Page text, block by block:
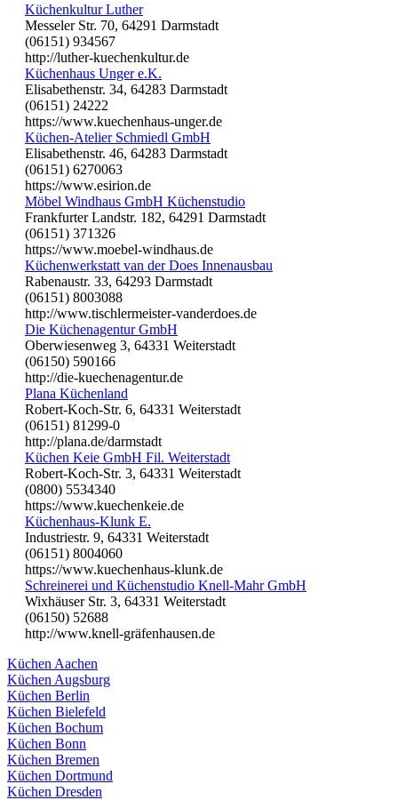
Küchenkultur Luther
Messeler Str. 70, 64291 Darmstadt
(06151) 934567
http://luther-kuechenkultur.de
Küchenhaus Unger e.K.
Elisabethenstr. 34, 64283 Darmstadt
(06151) 24222
https://www.kuechenhaus-unger.de
Küchen-Atelier Schmiedl GmbH
Elisabethenstr. 46, 64283 Darmstadt
(06151) 6270063
https://www.esirion.de
Möbel Windhaus GmbH Küchenstudio
Frankfurter Landstr. 182, 64291 Darmstadt
(06151) 371326
https://www.moebel-windhaus.de
Küchenwerkstatt van der Does Innenausbau
Rabenaustr. 33, 64293 Darmstadt
(06151) 8003088
http://www.tischlermeister-vanderdoes.de
Die Küchenagentur GmbH
Oberwiesenweg 3, 64331 Weiterstadt
(06150) 590166
http://die-kuechenagentur.de
Plana Küchenland
Robert-Koch-Str. 6, 64331 Weiterstadt
(06151) 81299-0
http://plana.de/darmstadt
Küchen Keie GmbH Fil. Weiterstadt
Robert-Koch-Str. 3, 64331 Weiterstadt
(0800) 5534340
https://www.kuechenkeie.de
Küchenhaus-Klunk E.
Industriestr. 9, 64331 Weiterstadt
(06151) 8004060
https://www.kuechenhaus-klunk.de
Schreinerei und Küchenstudio Knell-Mahr GmbH
Wixhäuser Str. 3, 64331 Weiterstadt
(06150) 52688
http://www.knell-gräfenhausen.de
Küchen Aachen
Küchen Augsburg
Küchen Berlin
Küchen Bielefeld
Küchen Bochum
Küchen Bonn
Küchen Bremen
Küchen Dortmund
Küchen Dresden